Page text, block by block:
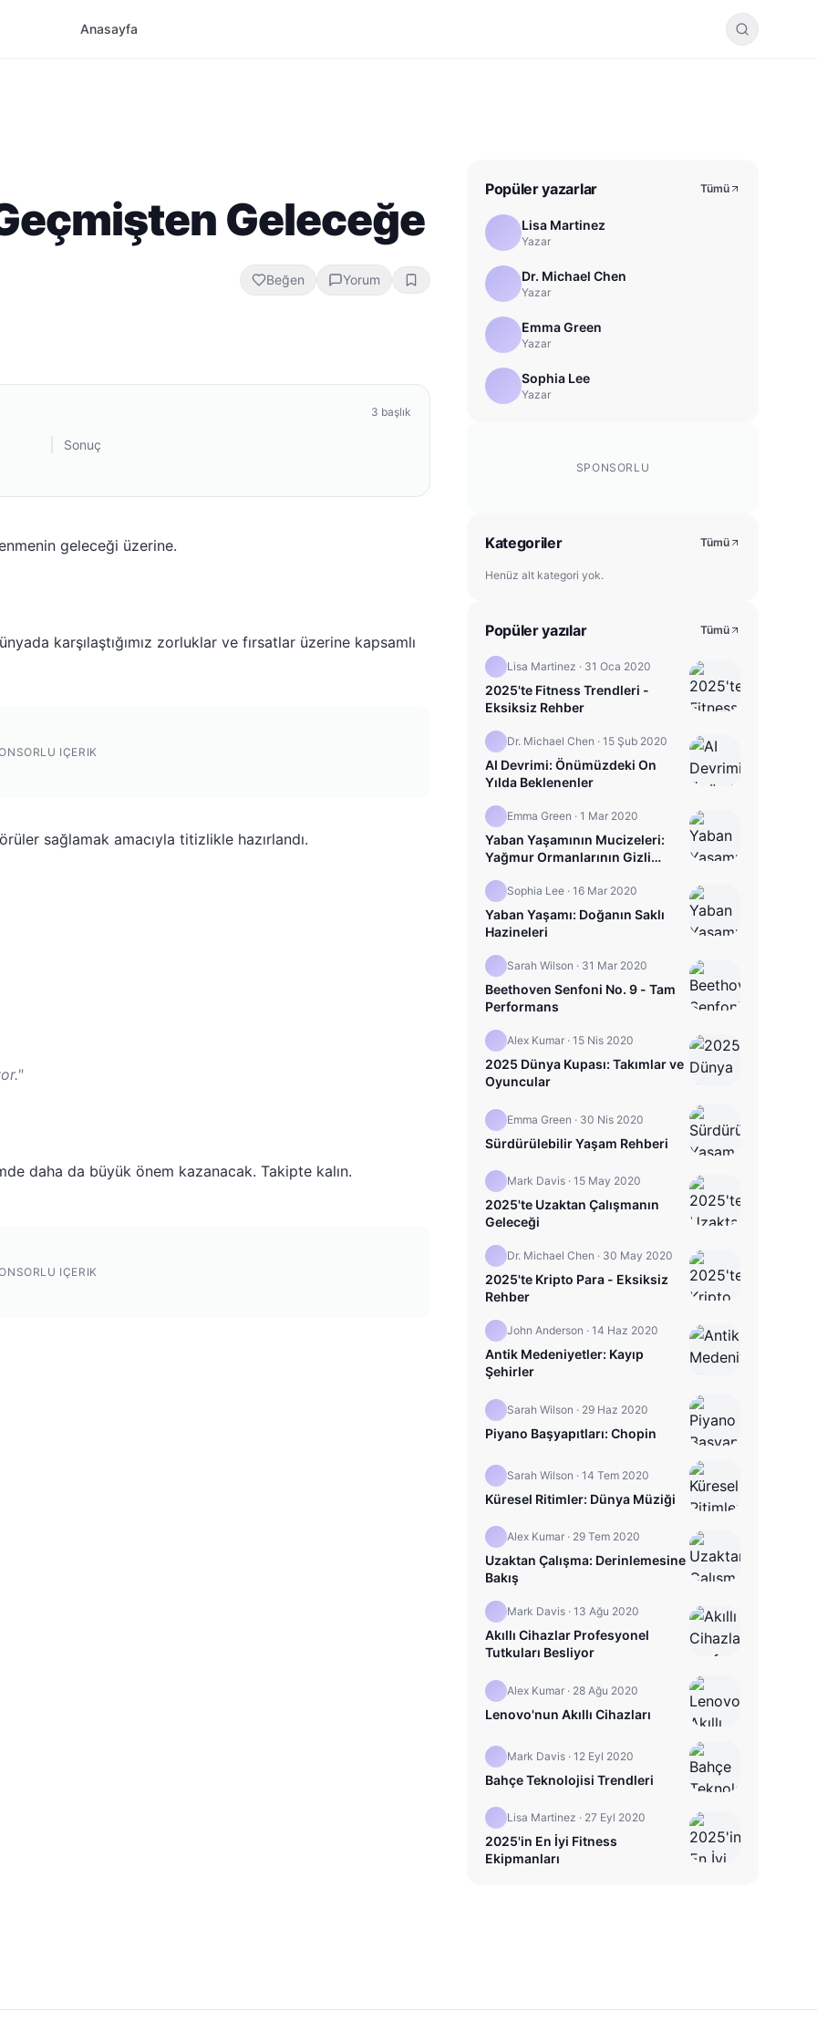
Anasayfa
Geleceğe
Beğen Yorum
3 başlık
Sonuç
geleceği üzerine.
karşılaştığımız zorluklar ve fırsatlar üzerine kapsamlı
IÇERIK
sağlamak amacıyla titizlikle hazırlandı.
daha da büyük önem kazanacak. Takipte kalın.
IÇERIK
Popüler yazarlar Tümü
Lisa Martinez
Yazar
Dr. Michael Chen
Yazar
Emma Green
Yazar
Sophia Lee
Yazar
SPONSORLU
Kategoriler Tümü
Henüz alt kategori yok.
Popüler yazılar Tümü
Lisa Martinez · 31 Oca 2020
2025'te Fitness Trendleri -
Eksiksiz Rehber
Dr. Michael Chen · 15 Şub 2020
AI Devrimi: Önümüzdeki On
Yılda Beklenenler
Emma Green · 1 Mar 2020
Yaban Yaşamının Mucizeleri:
Yağmur Ormanlarının Gizli
Sophia Lee · 16 Mar 2020
Yaban Yaşamı: Doğanın Saklı
Hazineleri
Sarah Wilson · 31 Mar 2020
Beethoven Senfoni No. 9 - Tam
Performans
Alex Kumar · 15 Nis 2020
2025 Dünya Kupası: Takımlar ve
Oyuncular
Emma Green · 30 Nis 2020
Sürdürülebilir Yaşam Rehberi
Mark Davis · 15 May 2020
2025'te Uzaktan Çalışmanın
Geleceği
Dr. Michael Chen · 30 May 2020
2025'te Kripto Para - Eksiksiz
Rehber
John Anderson · 14 Haz 2020
Antik Medeniyetler: Kayıp
Şehirler
Sarah Wilson · 29 Haz 2020
Piyano Başyapıtları: Chopin
Sarah Wilson · 14 Tem 2020
Küresel Ritimler: Dünya Müziği
Alex Kumar · 29 Tem 2020
Uzaktan Çalışma: Derinlemesine
Bakış
Mark Davis · 13 Ağu 2020
Akıllı Cihazlar Profesyonel
Tutkuları Besliyor
Alex Kumar · 28 Ağu 2020
Lenovo'nun Akıllı Cihazları
Mark Davis · 12 Eyl 2020
Bahçe Teknolojisi Trendleri
Lisa Martinez · 27 Eyl 2020
2025'in En İyi Fitness
Ekipmanları